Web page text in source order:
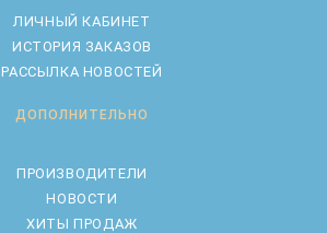
ЛИЧНЫЙ КАБИНЕТ
ИСТОРИЯ ЗАКАЗОВ
РАССЫЛКА НОВОСТЕЙ
ДОПОЛНИТЕЛЬНО
ПРОИЗВОДИТЕЛИ
НОВОСТИ
ХИТЫ ПРОДАЖ